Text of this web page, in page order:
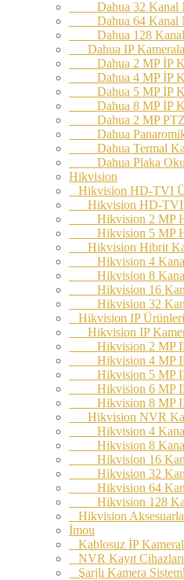
Dahua 32 Kanal
Dahua 64 Kanal
Dahua 128 Kanal
Dahua IP
Dahua 2 MP İP
Dahua 4 MP İP
Dahua 5 MP İP
Dahua 8 MP İP
Dahua 2 MP PTZ
Dahua Panaromik
Dahua Termal
Dahua Plaka
Hikvision
Hikvision HD-TVI
Hikvision HD-TVI
Hikvision 2 MP
Hikvision 5 MP
Hikvision Hibrit
Hikvision 4 Kanal
Hikvision 8 Kanal
Hikvision 16 Kanal
Hikvision 32 Kanal
Hikvision IP Ürünleri
Hikvision IP
Hikvision 2 MP IP
Hikvision 4 MP IP
Hikvision 5 MP IP
Hikvision 6 MP IP
Hikvision 8 MP IP
Hikvision NVR
Hikvision 4 Kanal
Hikvision 8 Kanal
Hikvision 16 Kanal
Hikvision 32 Kanal
Hikvision 64 Kanal
Hikvision 128
Hikvision
İmou
Kablosuz İP
NVR Kayıt Cihazları
Şarjlı Kamera